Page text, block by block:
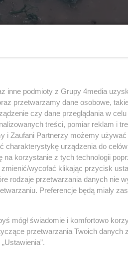
7 / 19
inne podmioty z Grupy 4media
przetwarzamy dane osobowe,
czy dane przeglądania w
treści, pomiar reklam i
i Zaufani Partnerzy możemy używać
charakterystykę urządzenia do
korzystanie z tych technologii
wycofać klikając przycisk
rodzaje przetwarzania danych nie
Preferencje będą miały
mógł świadomie i komfortowo
przetwarzania Twoich danych